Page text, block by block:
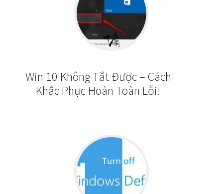
Win 10 Không Tắt Được – Cách
Khắc Phục Hoàn Toàn Lỗi!